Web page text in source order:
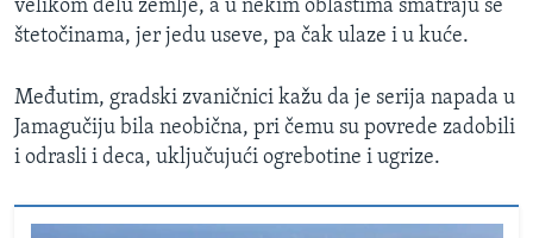
velikom delu zemlje, a u nekim oblastima smatraju se
štetočinama, jer jedu useve, pa čak ulaze i u kuće.
Međutim, gradski zvaničnici kažu da je serija napada u
Jamagučiju bila neobična, pri čemu su povrede zadobili
i odrasli i deca, uključujući ogrebotine i ugrize.